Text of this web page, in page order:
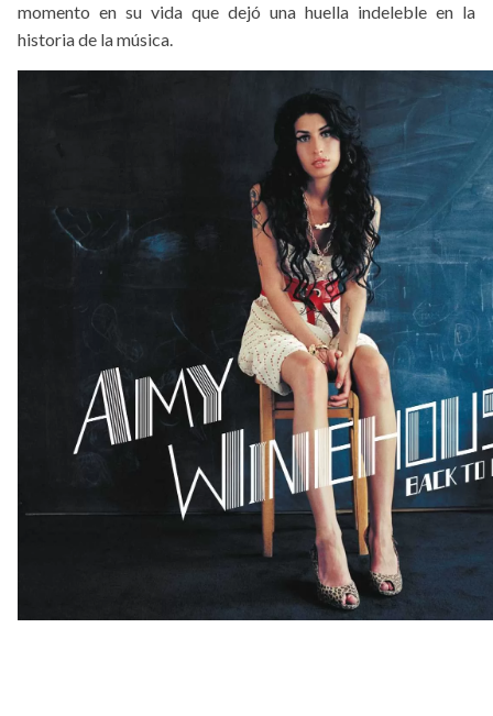
momento en su vida que dejó una huella indeleble en la
historia de la música.